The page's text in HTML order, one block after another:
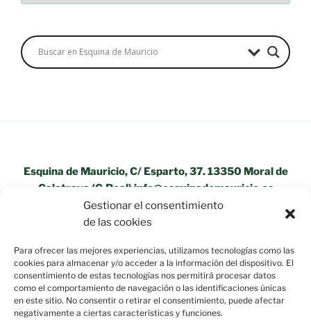
Gestionar el consentimiento
de las cookies
Para ofrecer las mejores experiencias, utilizamos tecnologías como las
cookies para almacenar y/o acceder a la información del dispositivo. El
consentimiento de estas tecnologías nos permitirá procesar datos
como el comportamiento de navegación o las identificaciones únicas
en este sitio. No consentir o retirar el consentimiento, puede afectar
negativamente a ciertas características y funciones.
Esquina de Mauricio, C/ Esparto, 37. 13350 Moral de
Calatrava (C.Real) info@esquinademauricio.es
«Aviso Legal»